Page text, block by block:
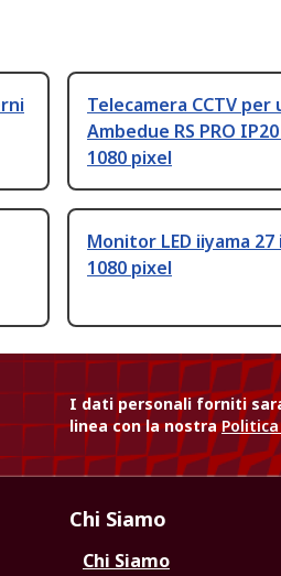
Telecamera CCTV per
Ambedue RS PRO
1080 pixel
Monitor LED iiyama 27
1080 pixel
I dati personali forniti
linea con la nostra
Chi Siamo
Chi Siamo